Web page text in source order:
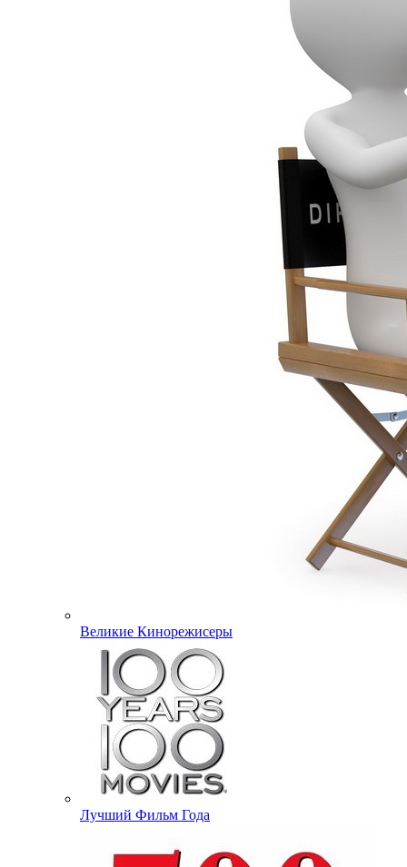
Великие Кинорежисеры
Лучший Фильм Года